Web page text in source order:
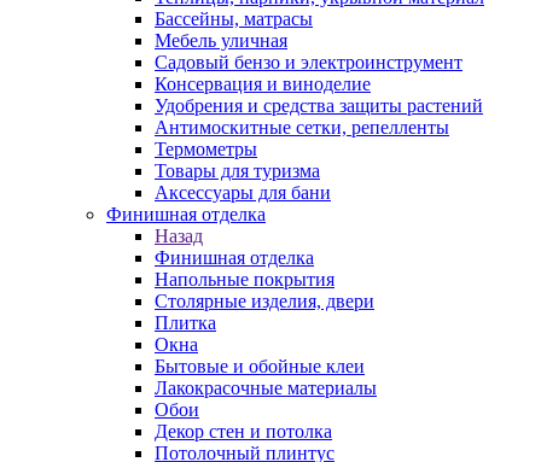
Бассейны, матрасы
Мебель уличная
Садовый бензо и электроинструмент
Консервация и виноделие
Удобрения и средства защиты растений
Антимоскитные сетки, репелленты
Термометры
Товары для туризма
Аксессуары для бани
Финишная отделка
Назад
Финишная отделка
Напольные покрытия
Столярные изделия, двери
Плитка
Окна
Бытовые и обойные клеи
Лакокрасочные материалы
Обои
Декор стен и потолка
Потолочный плинтус